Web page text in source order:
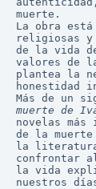
muerte.
La obra
religiosas y
de la vida
valores de
plantea la
honestidad
Más de un
muerte de
novelas
de la
la literatura
confrontar
la vida
nuestros